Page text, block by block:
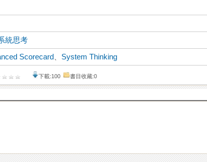
統思考
Scorecard
System Thinking
下載:100 書目收藏:0